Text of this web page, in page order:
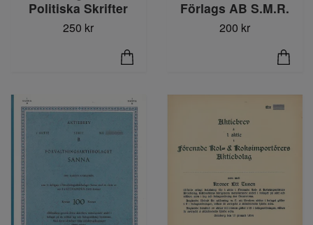
Politiska Skrifter
250 kr
Förlags AB S.M.R.
200 kr